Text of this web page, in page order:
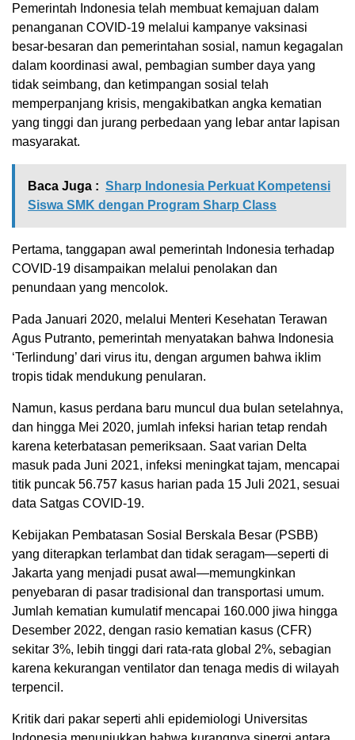
Pemerintah Indonesia telah membuat kemajuan dalam
penanganan COVID-19 melalui kampanye vaksinasi
besar-besaran dan pemerintahan sosial, namun kegagalan
dalam koordinasi awal, pembagian sumber daya yang
tidak seimbang, dan ketimpangan sosial telah
memperpanjang krisis, mengakibatkan angka kematian
yang tinggi dan jurang perbedaan yang lebar antar lapisan
masyarakat.
Baca Juga : Sharp Indonesia Perkuat Kompetensi
Siswa SMK dengan Program Sharp Class
Pertama, tanggapan awal pemerintah Indonesia terhadap
COVID-19 disampaikan melalui penolakan dan
penundaan yang mencolok.
Pada Januari 2020, melalui Menteri Kesehatan Terawan
Agus Putranto, pemerintah menyatakan bahwa Indonesia
‘Terlindung’ dari virus itu, dengan argumen bahwa iklim
tropis tidak mendukung penularan.
Namun, kasus perdana baru muncul dua bulan setelahnya,
dan hingga Mei 2020, jumlah infeksi harian tetap rendah
karena keterbatasan pemeriksaan. Saat varian Delta
masuk pada Juni 2021, infeksi meningkat tajam, mencapai
titik puncak 56.757 kasus harian pada 15 Juli 2021, sesuai
data Satgas COVID-19.
Kebijakan Pembatasan Sosial Berskala Besar (PSBB)
yang diterapkan terlambat dan tidak seragam—seperti di
Jakarta yang menjadi pusat awal—memungkinkan
penyebaran di pasar tradisional dan transportasi umum.
Jumlah kematian kumulatif mencapai 160.000 jiwa hingga
Desember 2022, dengan rasio kematian kasus (CFR)
sekitar 3%, lebih tinggi dari rata-rata global 2%, sebagian
karena kekurangan ventilator dan tenaga medis di wilayah
terpencil.
Kritik dari pakar seperti ahli epidemiologi Universitas